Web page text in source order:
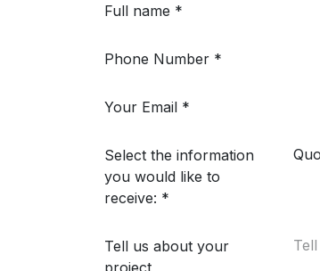
Full name *
Phone Number *
Your Email *
Select the information
you would like to
receive: *
Tell us about your
project